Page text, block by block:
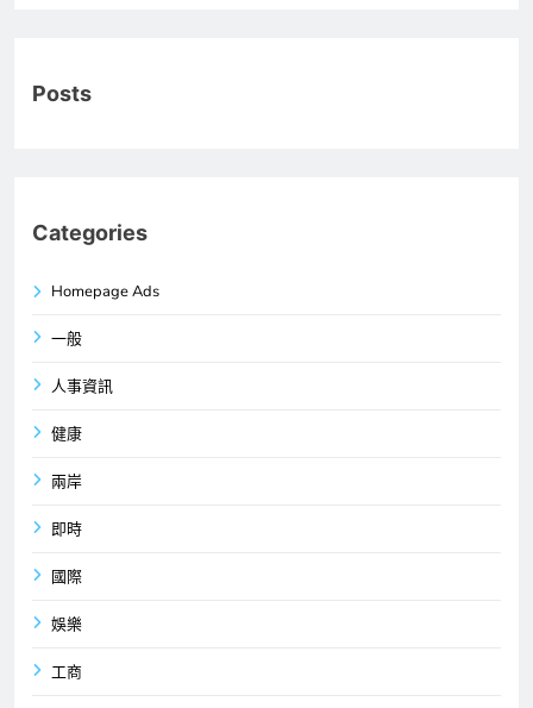
Posts
Categories
Homepage Ads
一般
人事資訊
健康
兩岸
即時
國際
娛樂
工商